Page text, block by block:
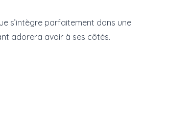
s’intègre parfaitement dans une
adorera avoir à ses côtés.